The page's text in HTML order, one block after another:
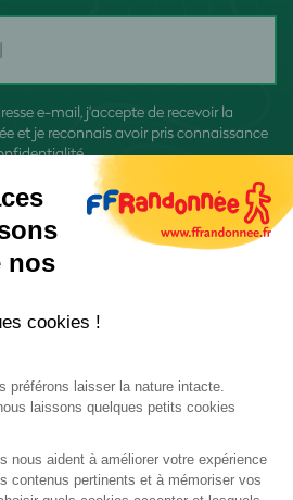
e-mail, j'accepte de recevoir la
et je reconnais avoir pris connaissance
des données
nos
cookies !
préférons laisser la nature intacte.
laissons quelques petits cookies
nous aident à améliorer votre expérience
contenus pertinents et à mémoriser vos